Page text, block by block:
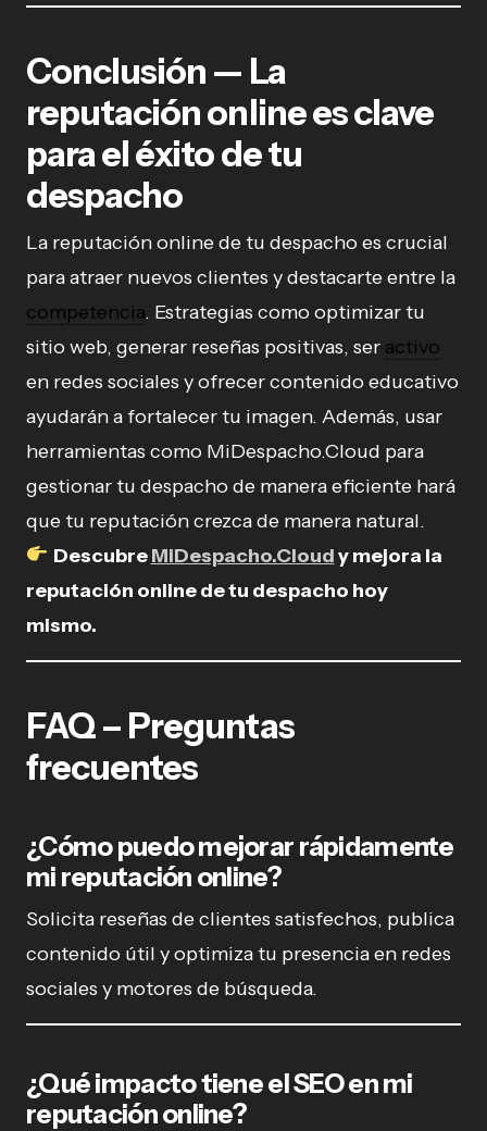
Conclusión — La
reputación online es clave
para el éxito de tu
despacho
La reputación online de tu despacho es crucial
para atraer nuevos clientes y destacarte entre la
competencia. Estrategias como optimizar tu
sitio web, generar reseñas positivas, ser activo
en redes sociales y ofrecer contenido educativo
ayudarán a fortalecer tu imagen. Además, usar
herramientas como MiDespacho.Cloud para
gestionar tu despacho de manera eficiente hará
que tu reputación crezca de manera natural.
DescubreMiDespacho.Cloudy mejora la
reputación online de tu despacho hoy
mismo.
FAQ – Preguntas
frecuentes
¿Cómo puedo mejorar rápidamente
mi reputación online?
Solicita reseñas de clientes satisfechos, publica
contenido útil y optimiza tu presencia en redes
sociales y motores de búsqueda.
¿Qué impacto tiene el SEO en mi
reputación online?